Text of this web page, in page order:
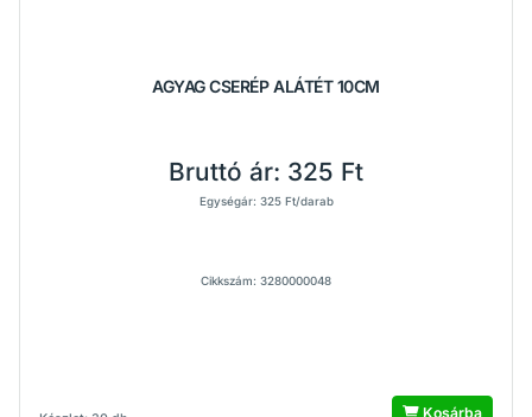
AGYAG CSERÉP ALÁTÉT 10CM
Bruttó ár: 325 Ft
Egységár: 325 Ft/darab
Cikkszám: 3280000048
Kosárba